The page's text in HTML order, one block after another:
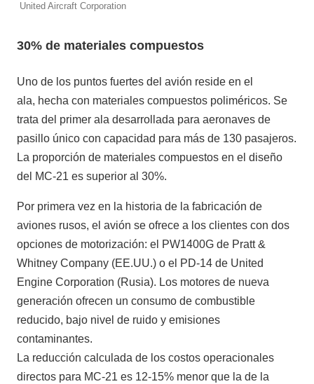
United Aircraft Corporation
30% de materiales compuestos
Uno de los puntos fuertes del avión reside en el
ala, hecha con materiales compuestos poliméricos. Se
trata del primer ala desarrollada para aeronaves de
pasillo único con capacidad para más de 130 pasajeros.
La proporción de materiales compuestos en el diseño
del MC-21 es superior al 30%.
Por primera vez en la historia de la fabricación de
aviones rusos, el avión se ofrece a los clientes con dos
opciones de motorización: el PW1400G de Pratt &
Whitney Company (EE.UU.) o el PD-14 de United
Engine Corporation (Rusia). Los motores de nueva
generación ofrecen un consumo de combustible
reducido, bajo nivel de ruido y emisiones
contaminantes.
La reducción calculada de los costos operacionales
directos para MC-21 es 12-15% menor que la de la